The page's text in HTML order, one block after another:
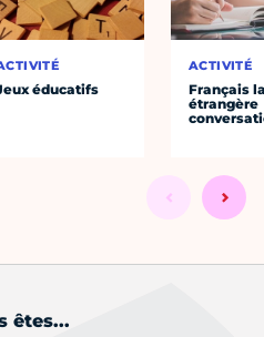
éducatifs
ACTIVITÉ
Français
étrangère
êtes...